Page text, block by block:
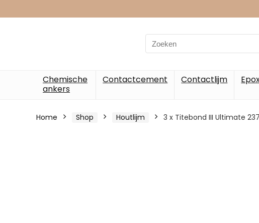
Chemische
ankers
Contactcement Contactlijm
Home Shop Houtlijm 3 x Titebond III Ultimate